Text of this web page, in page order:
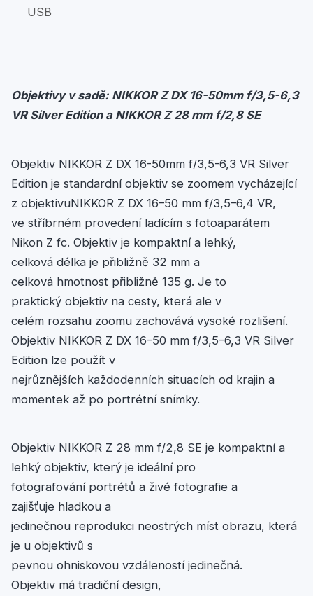
USB
Objektivyvsadě: NIKKOR Z DX 16-50mm f/3,5-6,3
VR Silver Edition a NIKKOR Z 28 mm f/2,8 SE
Objektiv NIKKOR Z DX 16-50mm f/3,5-6,3 VR Silver
Edition je standardní objektiv se zoomem vycházející
z objektivuNIKKOR Z DX 16–50 mm f/3,5–6,4 VR,
ve stříbrném provedení ladícím s fotoaparátem
Nikon Z fc. Objektiv je kompaktní a lehký,
celková délka je přibližně 32 mm a
celková hmotnost přibližně 135 g. Je to
praktický objektiv na cesty, která ale v
celém rozsahu zoomu zachovává vysoké rozlišení.
Objektiv NIKKOR Z DX 16–50 mm f/3,5–6,3 VR Silver
Edition lze použít v
nejrůznějších každodenních situacích od krajin a
momentek až po portrétní snímky.
Objektiv NIKKOR Z 28 mm f/2,8 SE je kompaktní a
lehký objektiv, který je ideální pro
fotografování portrétů a živé fotografie a
zajišťuje hladkou a
jedinečnou reprodukci neostrých míst obrazu, která
je u objektivů s
pevnou ohniskovou vzdáleností jedinečná.
Objektiv má tradiční design,